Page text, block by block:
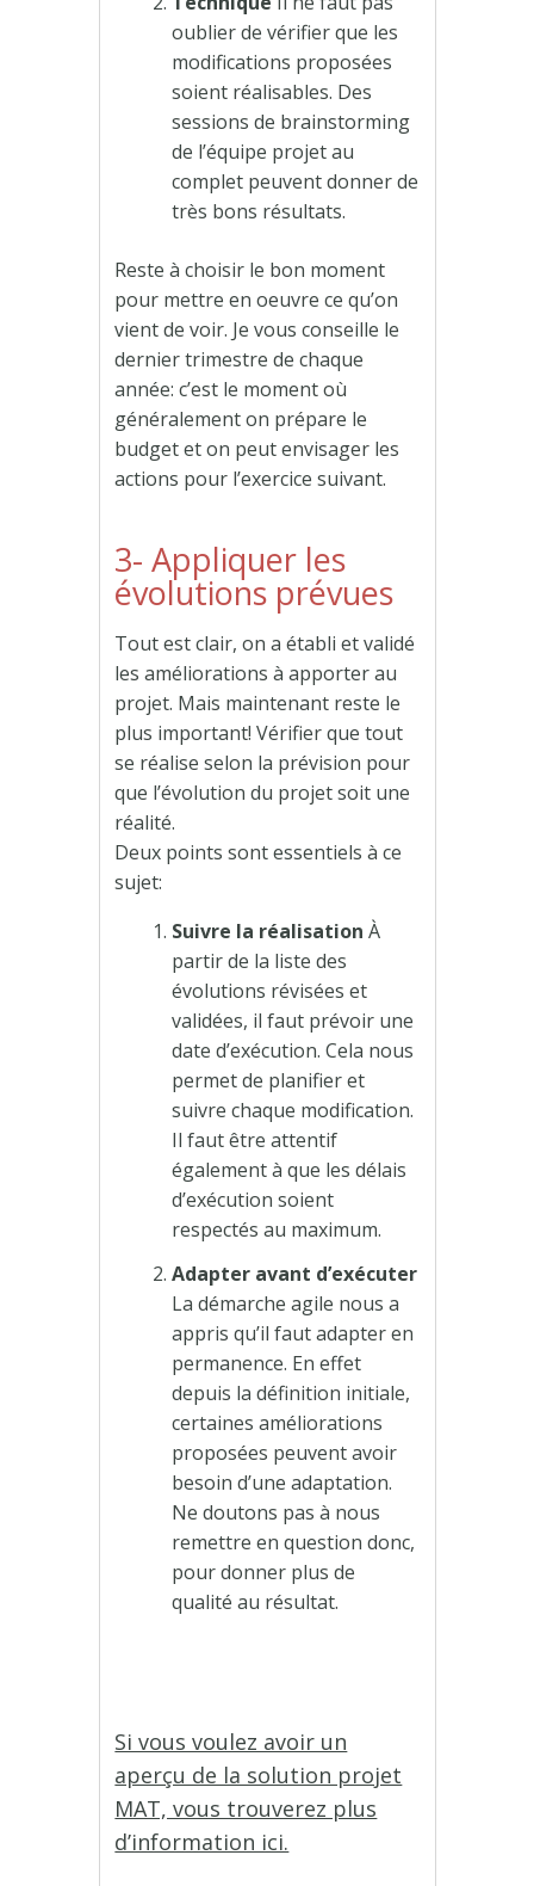
oublier de vérifier que les
modifications proposées
soient réalisables. Des
sessions de brainstorming
de l’équipe projet au
complet peuvent donner de
très bons résultats.
Reste à choisir le bon moment
pour mettre en oeuvre ce qu’on
vient de voir. Je vous conseille le
dernier trimestre de chaque
année: c’est le moment où
généralement on prépare le
budget et on peut envisager les
actions pour l’exercice suivant.
3- Appliquer les
évolutions prévues
Tout est clair, on a établi et validé
les améliorations à apporter au
projet. Mais maintenant reste le
plus important! Vérifier que tout
se réalise selon la prévision pour
que l’évolution du projet soit une
réalité.
Deux points sont essentiels à ce
sujet:
Suivre la réalisation À
partir de la liste des
évolutions révisées et
validées, il faut prévoir une
date d’exécution. Cela nous
permet de planifier et
suivre chaque modification.
Il faut être attentif
également à que les délais
d’exécution soient
respectés au maximum.
Adapter avant d’exécuter
La démarche agile nous a
appris qu’il faut adapter en
permanence. En effet
depuis la définition initiale,
certaines améliorations
proposées peuvent avoir
besoin d’une adaptation.
Ne doutons pas à nous
remettre en question donc,
pour donner plus de
qualité au résultat.
Si vous voulez avoir un
aperçu de la solution projet
MAT, vous trouverez plus
d’information ici.